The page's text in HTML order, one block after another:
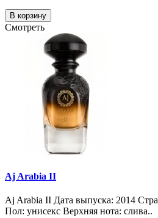
В корзину
Смотреть
Aj Arabia II
Aj Arabia II Дата выпуска: 2014
Пол: унисекс Верхняя нота: слива..